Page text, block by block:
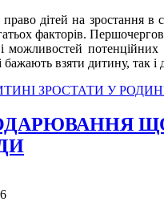
право дітей на
факторів.
можливостей
взяти дитину, так і
ЗРОСТАТИ У